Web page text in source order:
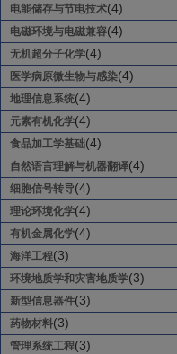
电能储存与节电技术(4)
电磁环境与电磁兼容(4)
无机超分子化学(4)
医学病原微生物与感染(4)
地理信息系统(4)
元素有机化学(4)
食品加工学基础(4)
自然语言理解与机器翻译(4)
细胞信号转导(4)
理论环境化学(4)
有机金属化学(4)
海洋工程(3)
环境地质学和灾害地质学(3)
新型信息器件(3)
药物材料(3)
管理系统工程(3)